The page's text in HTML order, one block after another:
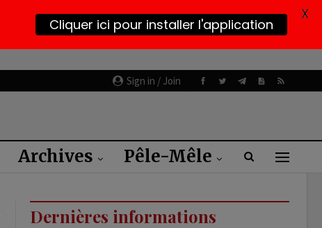
Sign in / Join
Archives Pêle-Mêle
Dernières informations
Cliquer ici pour installer l'application X